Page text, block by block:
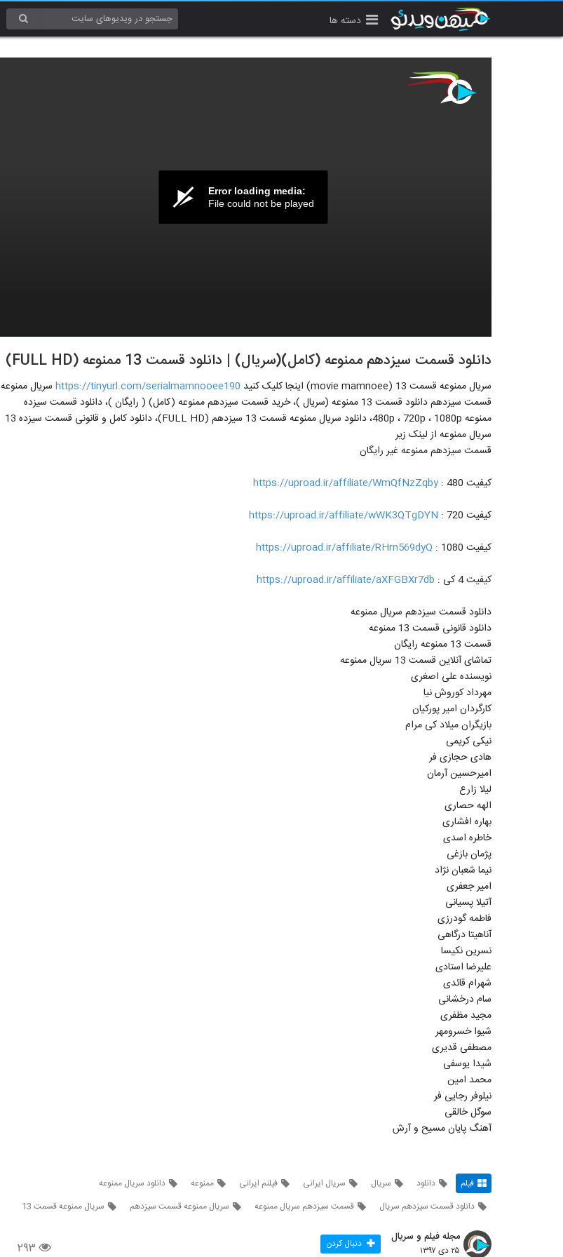
دسته ها
Error loading media:
File could not be played
دانلود قسمت سیزدهم ممنوعه (کامل)(سریال) | دانلود قسمت 13 ممنوعه (FULL HD)
سریال ممنوعه قسمت 13 (movie mamnoee) اینجا کلیک کنید https://tinyurl.com/serialmamnooee190 سریال ممنوعه
قسمت سیزدهم دانلود قسمت 13 ممنوعه (سریال )، خرید قسمت سیزدهم ممنوعه (کامل) ( رایگان )، دانلود قسمت سیزده
ممنوعه 480p ، 720p ، 1080p، دانلود سریال ممنوعه قسمت 13 سیزدهم (FULL HD)، دانلود کامل و قانونی قسمت سیزده 13
سریال ممنوعه از لینک زیر
قسمت سیزدهم ممنوعه غیر رایگان
کیفیت 480 :
https://uproad.ir/affiliate/WmQfNzZqby
کیفیت 720 :
https://uproad.ir/affiliate/wWK3QTgDYN
کیفیت 1080 :
https://uproad.ir/affiliate/RHrn569dyQ
کیفیت 4 کی :
https://uproad.ir/affiliate/aXFGBXr7db
دانلود قسمت سیزدهم سریال ممنوعه
دانلود قانونی قسمت 13 ممنوعه
قسمت 13 ممنوعه رایگان
تماشای آنلاین قسمت 13 سریال ممنوعه
نویسنده علی اصغری
مهرداد کوروش نیا
کارگردان امیر پورکیان
بازیگران میلاد کی مرام
نیکی کریمی
هادی حجازی فر
امیرحسین آرمان
لیلا زارع
الهه حصاری
بهاره افشاری
خاطره اسدی
پژمان بازغی
نیما شعبان نژاد
امیر جعفری
آتیلا پسیانی
فاطمه گودرزی
آناهیتا درگاهی
نسرین نکیسا
علیرضا استادی
شهرام قائدی
سام درخشانی
مجید مظفری
شیوا خسرومهر
مصطفی قدیری
شیدا یوسفی
محمد امین
نیلوفر رجایی فر
سوگل خالقی
آهنگ پایان مسیح و آرش
فیلم دانلود سریال سریال ایرانی فیلنم ایرانی ممنوعه
دانلود سریال ممنوعه
دانلود قسمت سیزدهم سریال
قسمت سیزدهم سریال ممنوعه سریال ممنوعه قسمت سیزدهم سریال ممنوعه قسمت 13
۲۹۳
مجله فیلم و سریال
۲۵ دی ۱۳۹۷ دنبال کردن